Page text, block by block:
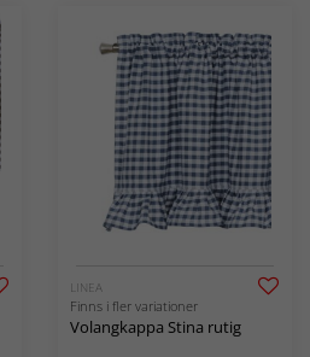
LINEA
Finns i fler variationer
Volangkappa Stina rutig